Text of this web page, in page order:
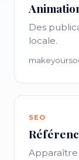
Des
locale.
SEO